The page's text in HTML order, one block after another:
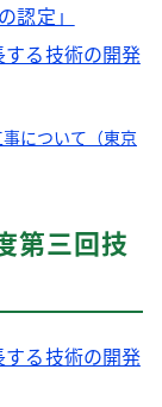
認定」
る技術の開発
事について（東京
第三回技
る技術の開発